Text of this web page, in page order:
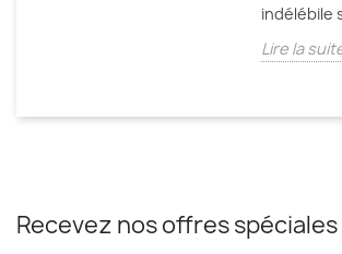
indélébile
Lire la
Recevez nos offres spéciales